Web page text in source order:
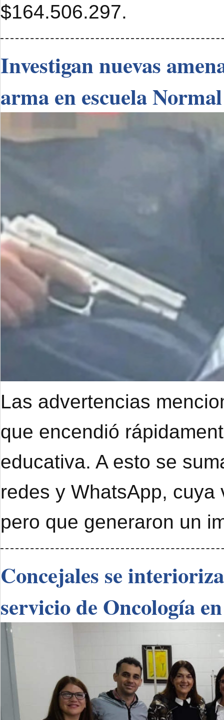
$164.506.297.
Investigan nuevas
arma en escuela Normal
Las advertencias
que encendió
educativa. A esto se
redes y WhatsApp,
pero que generaron un
Concejales se
servicio de Oncología